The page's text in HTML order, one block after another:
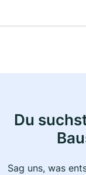
Du
Sag uns, was